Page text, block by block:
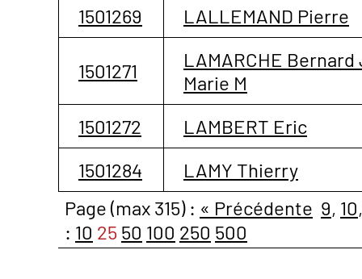
1501269 LALLEMAND Pierre
1501271
LAMARCHE
Marie M
1501272
LAMBERT Eric
1501284
LAMY Thierry
Page (max 315) : « Précédente 9, 10
: 10 25 50 100 250 500